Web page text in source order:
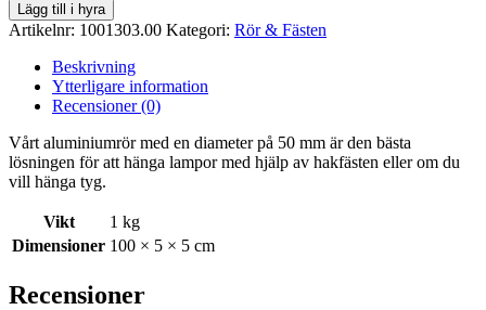
Lägg till i hyra
Artikelnr: 1001303.00 Kategori: Rör & Fästen
Beskrivning
Ytterligare information
Recensioner (0)
Vårt aluminiumrör med en diameter på 50 mm är den bästa
lösningen för att hänga lampor med hjälp av hakfästen eller om du
vill hänga tyg.
Vikt
1 kg
Dimensioner 100 × 5 × 5 cm
Recensioner